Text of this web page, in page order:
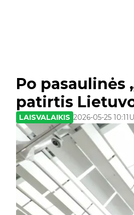
Po pasaulinės
patirtis
LAISVALAIKIS 2026-05-25 10:11